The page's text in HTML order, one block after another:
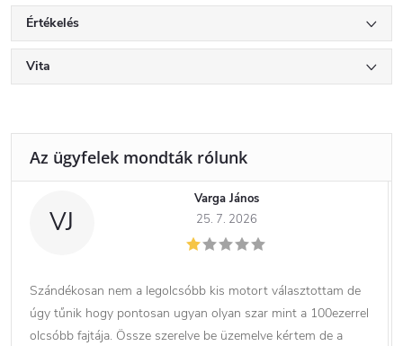
Értékelés
Vita
VJ
Varga János
25. 7. 2026
Szándékosan nem a legolcsóbb kis motort választottam de
úgy tűnik hogy pontosan ugyan olyan szar mint a 100ezerrel
olcsóbb fajtája. Össze szerelve be üzemelve kértem de a